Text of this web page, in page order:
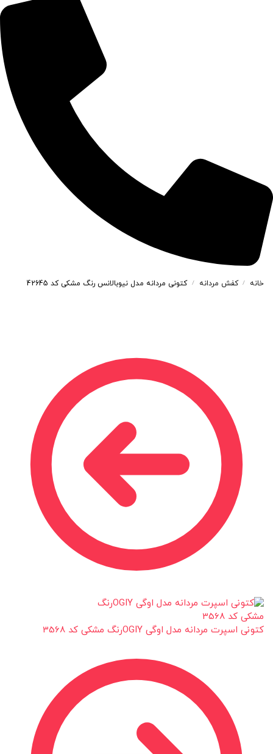
خانه / کفش مردانه / کتونی مردانه مدل نیوبالانس رنگ مشکی کد 42645
کتونی اسپرت مردانه مدل اوگی OGIYرنگ مشکی کد 3568